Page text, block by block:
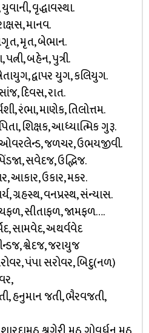
વૃદ્ધાવસ્થા.
માનવ.
મૃત, બેભાન.
બહેન, પુત્રી.
દ્વાપર યુગ, કલિયુગ.
દિવસ, રાત.
રંભા, માણેક, તિલોત્તમ.
શિક્ષક, આધ્યાત્મિક ગુરૂ.
જળચર, ઉભયજીવી.
સવેદજ, ઉદ્ભિજ.
આકાર, ઉકાર, મકર.
ગ્રહસ્થ, વનપ્રસ્થ, સંન્યાસ.
સીતાફળ, જામફળ….
સામવેદ, અથર્વવેદ
શ્વેદજ, જરાયુજ
પંપા સરોવર, બિદુ(નળ)
હનુમાન જતી, ભૈરવજતી,